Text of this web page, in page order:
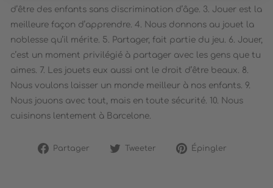
d’être des enfants sans discrimination d’âge. 3. Jouer est la
meilleure façon d’apprendre. 4. Nous donnons au jouet la
noblesse qu’il mérite. 5. Partager, fait partie du jeu. 6. Jouer,
c’est un moment privilégié à partager avec les gens que tu
aimes. 7. Les jouets eux aussi ont le droit d’être beaux. 8.
Nous voulons laisser un monde meilleur à nos enfants. 9.
Nous jouons avec tout, mais en toute sécurité. 10. Nous
cuisinons lentement à Barcelone.
Partager
PartagerTweeter
TweeterÉpingler